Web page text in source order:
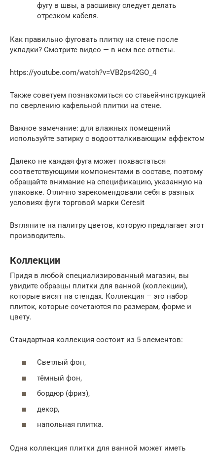
фугу в швы, а расшивку следует делать
отрезком кабеля.
Как правильно фуговать плитку на стене после
укладки? Смотрите видео — в нем все ответы.
https://youtube.com/watch?v=VB2ps42GO_4
Также советуем познакомиться со стаьей-инструкцией
по сверлению кафельной плитки на стене.
Важное замечание: для влажных помещений
используйте затирку с водоотталкивающим эффектом
Далеко не каждая фуга может похвастаться
соответствующими компонентами в составе, поэтому
обращайте внимание на спецификацию, указанную на
упаковке. Отлично зарекомендовали себя в разных
условиях фуги торговой марки Ceresit
Взгляните на палитру цветов, которую предлагает этот
производитель.
Коллекции
Придя в любой специализированный магазин, вы
увидите образцы плитки для ванной (коллекции),
которые висят на стендах. Коллекция – это набор
плиток, которые сочетаются по размерам, форме и
цвету.
Стандартная коллекция состоит из 5 элементов:
Светлый фон,
тёмный фон,
бордюр (фриз),
декор,
напольная плитка.
Одна коллекция плитки для ванной может иметь